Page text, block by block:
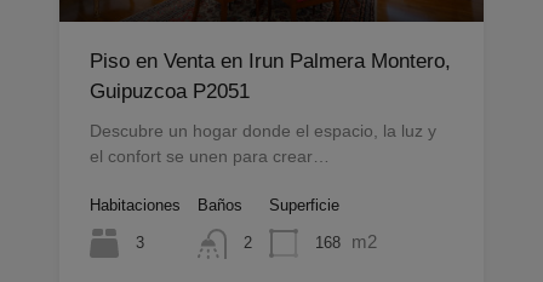
Piso en Venta en Irun Palmera Montero,
Guipuzcoa P2051
Descubre un hogar donde el espacio, la luz y
el confort se unen para crear…
Habitaciones
3
Baños
2
Superficie
168 m2